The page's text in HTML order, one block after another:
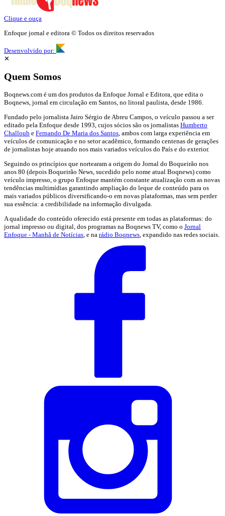
Clique e ouça
Enfoque jornal e editora © Todos os direitos reservados
Desenvolvido por:
✕
Quem Somos
Boqnews.com é um dos produtos da Enfoque Jornal e Editora, que edita o
Boqnews, jornal em circulação em Santos, no litoral paulista, desde 1986.
Fundado pelo jornalista Jairo Sérgio de Abreu Campos, o veículo passou a ser
editado pela Enfoque desde 1993, cujos sócios são os jornalistas Humberto
Challoub e Fernando De Maria dos Santos , ambos com larga experiência em
veículos de comunicação e no setor acadêmico, formando centenas de gerações
de jornalistas hoje atuando nos mais variados veículos do País e do exterior.
Seguindo os princípios que nortearam a origem do Jornal do Boqueirão nos
anos 80 (depois Boqueirão News, sucedido pelo nome atual Boqnews) como
veículo impresso, o grupo Enfoque mantém constante atualização com as novas
tendências multimídias garantindo ampliação do leque de conteúdo para os
mais variados públicos diversificando-o em novas plataformas, mas sem perder
sua essência: a credibilidade na informação divulgada.
A qualidade do conteúdo oferecido está presente em todas as plataformas: do
jornal impresso ou digital, dos programas na Boqnews TV, como o Jornal
Enfoque - Manhã de Notícias , e na rádio Boqnews , expandido nas redes sociais.